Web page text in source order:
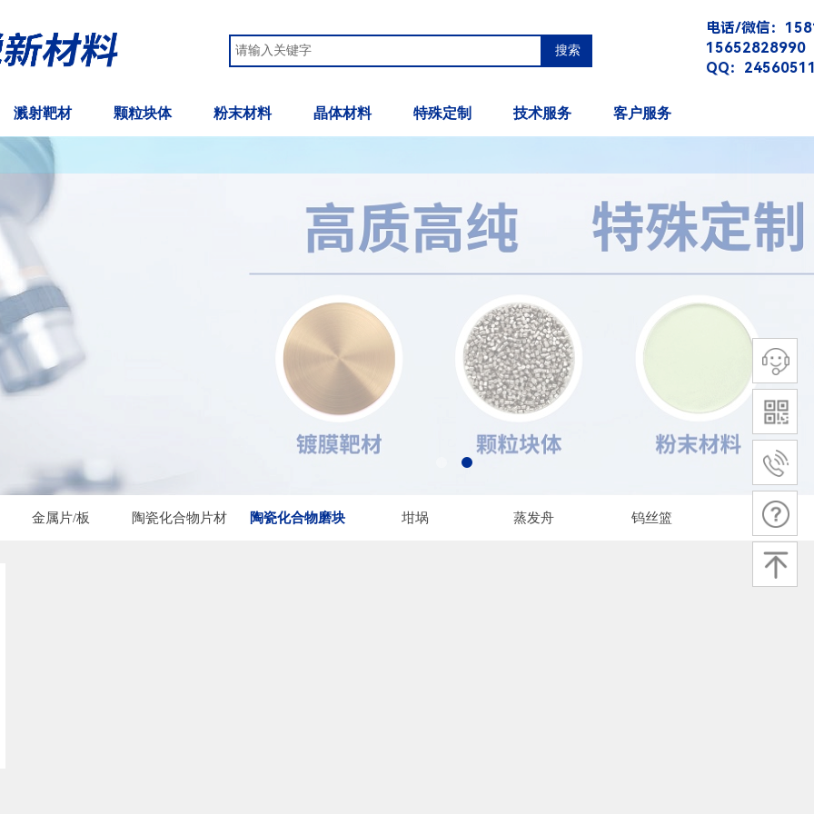
金属片/板 陶瓷化合物片材 陶瓷化合物磨块 坩埚 蒸发舟 钨丝篮
搜索
溅射靶材 颗粒块体 粉末材料 晶体材料 特殊定制 技术服务 客户服务
电话/微信：
15652828990
QQ：